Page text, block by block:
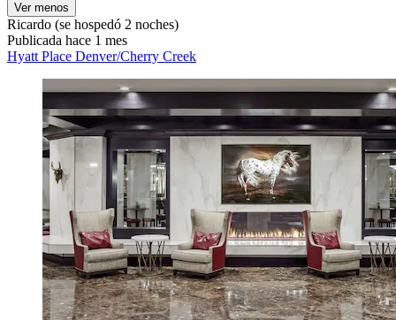
Ver menos
Ricardo (se hospedó 2 noches)
Publicada hace 1 mes
Hyatt Place Denver/Cherry Creek